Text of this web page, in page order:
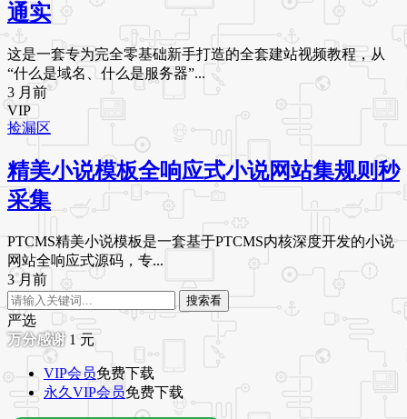
通实
这是一套专为完全零基础新手打造的全套建站视频教程，从
“什么是域名、什么是服务器”...
3 月前
VIP
捡漏区
精美小说模板全响应式小说网站集规则秒
采集
PTCMS精美小说模板是一套基于PTCMS内核深度开发的小说
网站全响应式源码，专...
3 月前
搜索看
严选
1 元
VIP会员免费下载
永久VIP会员免费下载